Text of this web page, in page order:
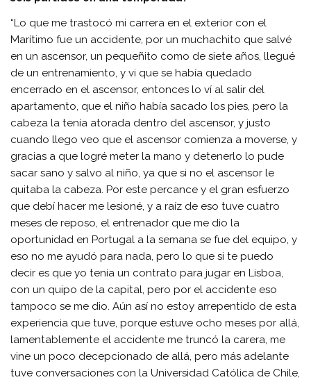
“Lo que me trastocó mi carrera en el exterior con el
Marítimo fue un accidente, por un muchachito que salvé
en un ascensor, un pequeñito como de siete años, llegué
de un entrenamiento, y vi que se había quedado
encerrado en el ascensor, entonces lo ví al salir del
apartamento, que el niño había sacado los pies, pero la
cabeza la tenía atorada dentro del ascensor, y justo
cuando llego veo que el ascensor comienza a moverse, y
gracias a que logré meter la mano y detenerlo lo pude
sacar sano y salvo al niño, ya que si no el ascensor le
quitaba la cabeza. Por este percance y el gran esfuerzo
que debí hacer me lesioné, y a raíz de eso tuve cuatro
meses de reposo, el entrenador que me dio la
oportunidad en Portugal a la semana se fue del equipo, y
eso no me ayudó para nada, pero lo que si te puedo
decir es que yo tenía un contrato para jugar en Lisboa,
con un quipo de la capital, pero por el accidente eso
tampoco se me dio. Aún así no estoy arrepentido de esta
experiencia que tuve, porque estuve ocho meses por allá,
lamentablemente el accidente me truncó la carera, me
vine un poco decepcionado de allá, pero más adelante
tuve conversaciones con la Universidad Católica de Chile,